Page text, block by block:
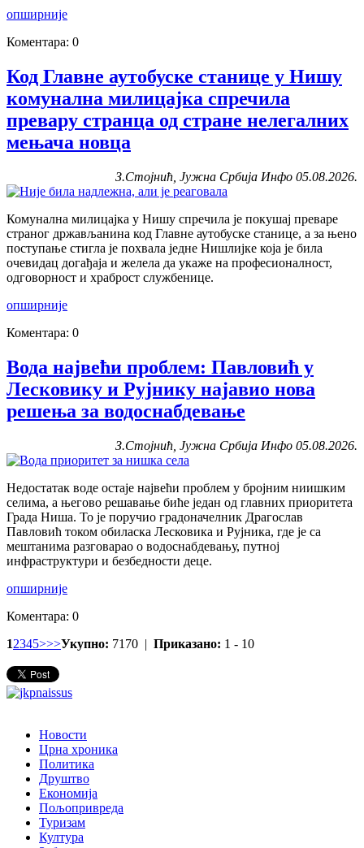
опширније
Коментара: 0
Код Главне аутобуске станице у Нишу
комунална милицајка спречила
превару странца од стране нелегалних
мењача новца
З.Стојнић, Јужна Србија Инфо 05.08.2026.
Комунална милицајка у Нишу спречила је покушај преваре
страног држављанина код Главне аутобуске станице, а за њено
поступање стигла је похвала једне Нишлијке која је била
очевидац догађаја и желела да укаже на професионалност,
одговорност и храброст службенице.
опширније
Коментара: 0
Вода највећи проблем: Павловић у
Лесковику и Рујнику најавио нова
решења за водоснабдевање
З.Стојнић, Јужна Србија Инфо 05.08.2026.
Недостатак воде остаје највећи проблем у бројним ниишким
селима, а његово решавање биће један од главних приоритета
Града Ниша. То је поручио градоначелник Драгослав
Павловић током обиласка Лесковика и Рујника, где је са
мештанима разговарао о водоснабдевању, путној
инфраструктури и безбедности деце.
опширније
Коментара: 0
12345>>>Укупно: 7170 | Приказано: 1 - 10
Новости
Црна хроника
Политика
Друштво
Економија
Пољопривреда
Туризам
Култура